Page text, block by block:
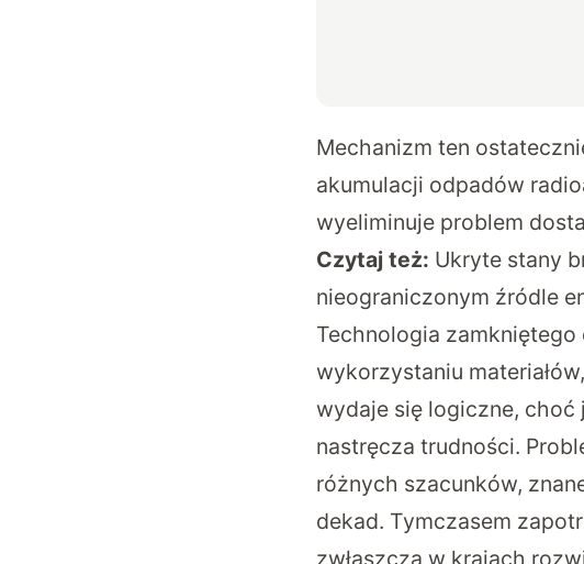
Mechanizm ten
akumulacji odpadów
wyeliminuje problem
Czytaj też: Ukryte stany
nieograniczonym źródle
Technologia
wykorzystaniu
wydaje się logiczne, choć
nastręcza trudności.
różnych szacunków,
dekad. Tymczasem
zwłaszcza w krajach